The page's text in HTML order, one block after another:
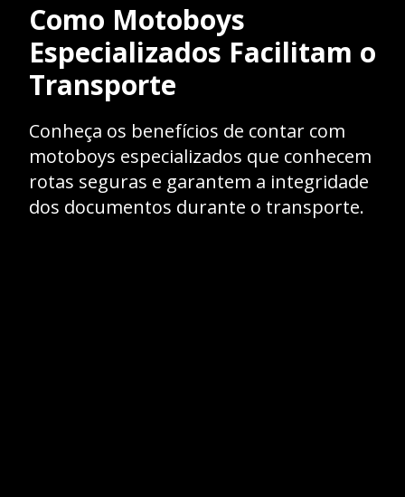
Como Motoboys
Especializados Facilitam o
Transporte
Conheça os benefícios de contar com
motoboys especializados que conhecem
rotas seguras e garantem a integridade
dos documentos durante o transporte.